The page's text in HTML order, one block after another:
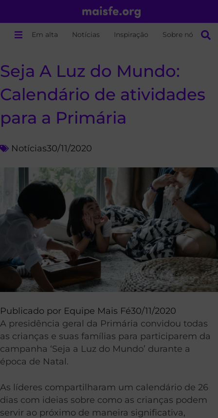
Em alta Notícias Inspiração Sobre nós
Seja A Luz do Mundo:
Calendário de atividades
para a Primária
Notícias30/11/2020
Publicado por Equipe Mais Fé30/11/2020
A presidência geral da Primária convidou todas
as crianças e suas famílias para participarem da
campanha ‘Seja a Luz do Mundo’ durante a
época de Natal.
As líderes compartilharam um calendário de 26
dias com ideias sobre como as crianças podem
servir ao próximo de maneira significativa,